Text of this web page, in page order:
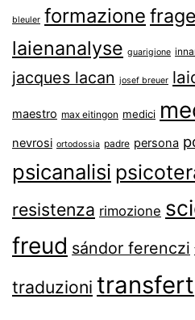
bleuler formazione
laienanalyse guarigione
jacques lacan josef breuer
maestro max eitingon medici
nevrosi ortodossia padre persona
psicanalisi
resistenza rimozione
freud sándor ferenczi
traduzioni transfert